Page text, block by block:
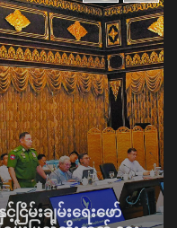
မ်းချမ်းရေးဖော်